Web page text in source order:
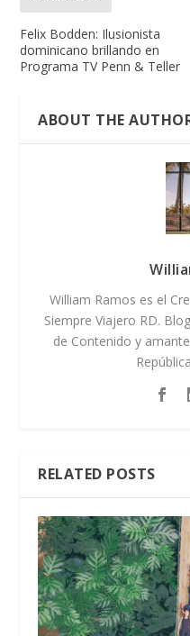
Felix Bodden: Ilusionista
dominicano brillando en
Programa TV Penn & Teller
ABOUT THE
William Ramos es el
Siempre Viajero RD.
de Contenido y
RELATED POSTS